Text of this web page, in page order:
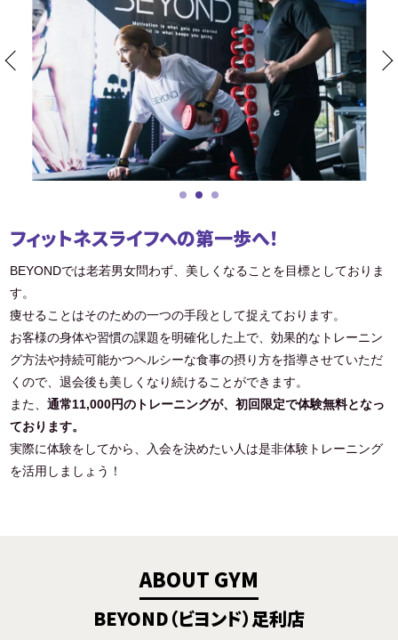
フィットネスライフへの第一歩へ！
BEYONDでは老若男女問わず、美しくなることを目標としておりま
す。
痩せることはそのための一つの手段として捉えております。
お客様の身体や習慣の課題を明確化した上で、効果的なトレーニン
グ方法や持続可能かつヘルシーな食事の摂り方を指導させていただ
くので、退会後も美しくなり続けることができます。
また、通常11,000円のトレーニングが、初回限定で体験無料となっ
ております。
実際に体験をしてから、入会を決めたい人は是非体験トレーニング
を活用しましょう！
ABOUT GYM
BEYOND（ビヨンド）足利店